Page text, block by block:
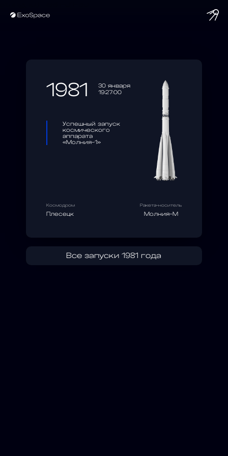
1981
30 января
19:27:00
Успешный запуск
космического
аппарата
«Молния-1»
Космодром
Плесецк
Ракета-носитель
Молния-М
Все запуски 1981 года